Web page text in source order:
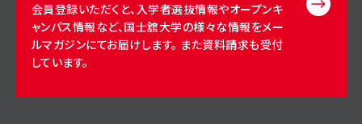
会員登録いただくと、入学者選抜情報やオープンキ
ャンパス情報など、国士舘大学の様々な情報をメー
ルマガジンにてお届けします。 また資料請求も受付
しています。